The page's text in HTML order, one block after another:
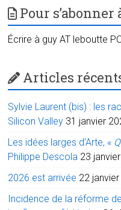
Pour
Écrire à guy AT leboutte
Articles
Sylvie Laurent (bis) : les
Silicon Valley 31 janvier
Les idées larges d’Arte, «
Philippe Descola 23
2026 est arrivée 22
Incidence de la réforme